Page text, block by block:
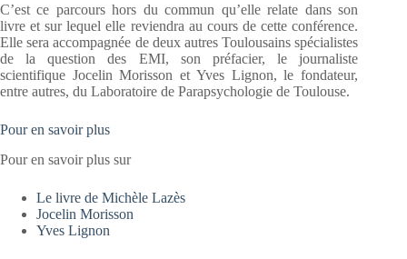
C’est ce parcours hors du commun qu’elle relate dans son
livre et sur lequel elle reviendra au cours de cette conférence.
Elle sera accompagnée de deux autres Toulousains spécialistes
de la question des EMI, son préfacier, le journaliste
scientifique Jocelin Morisson et Yves Lignon, le fondateur,
entre autres, du Laboratoire de Parapsychologie de Toulouse.
Pour en savoir plus
Pour en savoir plus sur
Le livre de Michèle Lazès
Jocelin Morisson
Yves Lignon